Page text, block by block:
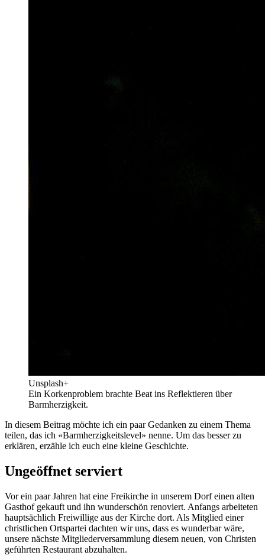
Unsplash+
Ein Korkenproblem brachte Beat ins Reflektieren über
Barmherzigkeit.
In diesem Beitrag möchte ich ein paar Gedanken zu einem Thema
teilen, das ich «Barmherzigkeitslevel» nenne. Um das besser zu
erklären, erzähle ich euch eine kleine Geschichte.
Ungeöffnet serviert
Vor ein paar Jahren hat eine Freikirche in unserem Dorf einen alten
Gasthof gekauft und ihn wunderschön renoviert. Anfangs arbeiteten
hauptsächlich Freiwillige aus der Kirche dort. Als Mitglied einer
christlichen Ortspartei dachten wir uns, dass es wunderbar wäre,
unsere nächste Mitgliederversammlung diesem neuen, von Christen
geführten Restaurant abzuhalten.